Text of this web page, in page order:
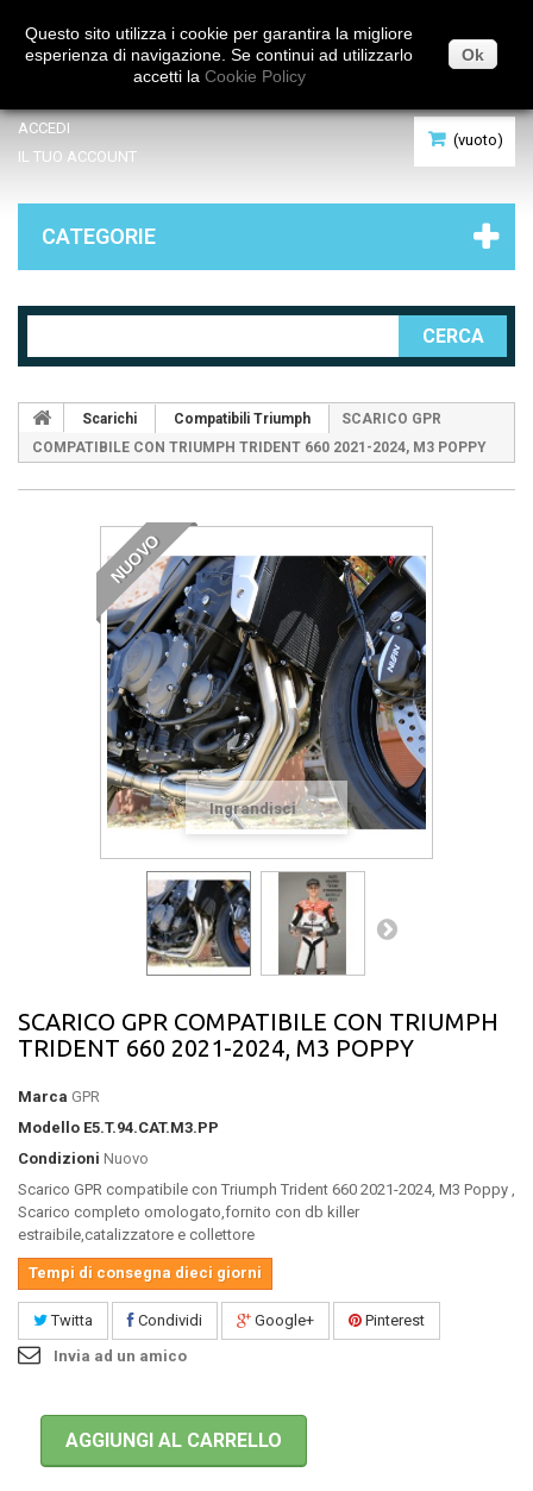
(vuoto)
ACCEDI
IL TUO ACCOUNT
CATEGORIE
CERCA
Scarichi Compatibili Triumph
SCARICO GPR
COMPATIBILE CON TRIUMPH TRIDENT 660 2021-2024, M3 POPPY
NUOVO
Ingrandisci
SCARICO GPR COMPATIBILE CON TRIUMPH
TRIDENT 660 2021-2024, M3 POPPY
Marca GPR
Modello E5.T.94.CAT.M3.PP
Condizioni Nuovo
Scarico GPR compatibile con Triumph Trident 660 2021-2024, M3 Poppy ,
Scarico completo omologato,fornito con db killer
estraibile,catalizzatore e collettore
Tempi di consegna dieci giorni
Twitta Condividi Google+
Pinterest
Invia ad un amico
AGGIUNGI AL CARRELLO
Questo sito utilizza i cookie per garantira la migliore
esperienza di navigazione. Se continui ad utilizzarlo
accetti la Cookie Policy
Ok